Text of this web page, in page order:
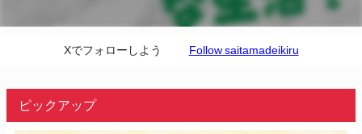
Xでフォローしよう Follow saitamadeikiru
ピックアップ